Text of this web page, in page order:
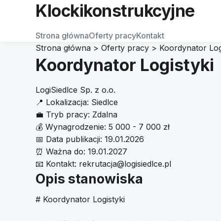
Klockikonstrukcyjne
Strona głównaOferty pracyKontakt
Strona główna > Oferty pracy > Koordynator
Koordynator Logistyki
LogiSiedlce Sp. z o.o.
📍 Lokalizacja: Siedlce
💼 Tryb pracy: Zdalna
💰 Wynagrodzenie: 5 000 - 7 000 zł
📅 Data publikacji: 19.01.2026
⏰ Ważna do: 19.01.2027
📧 Kontakt: rekrutacja@logisiedlce.pl
Opis stanowiska
# Koordynator Logistyki